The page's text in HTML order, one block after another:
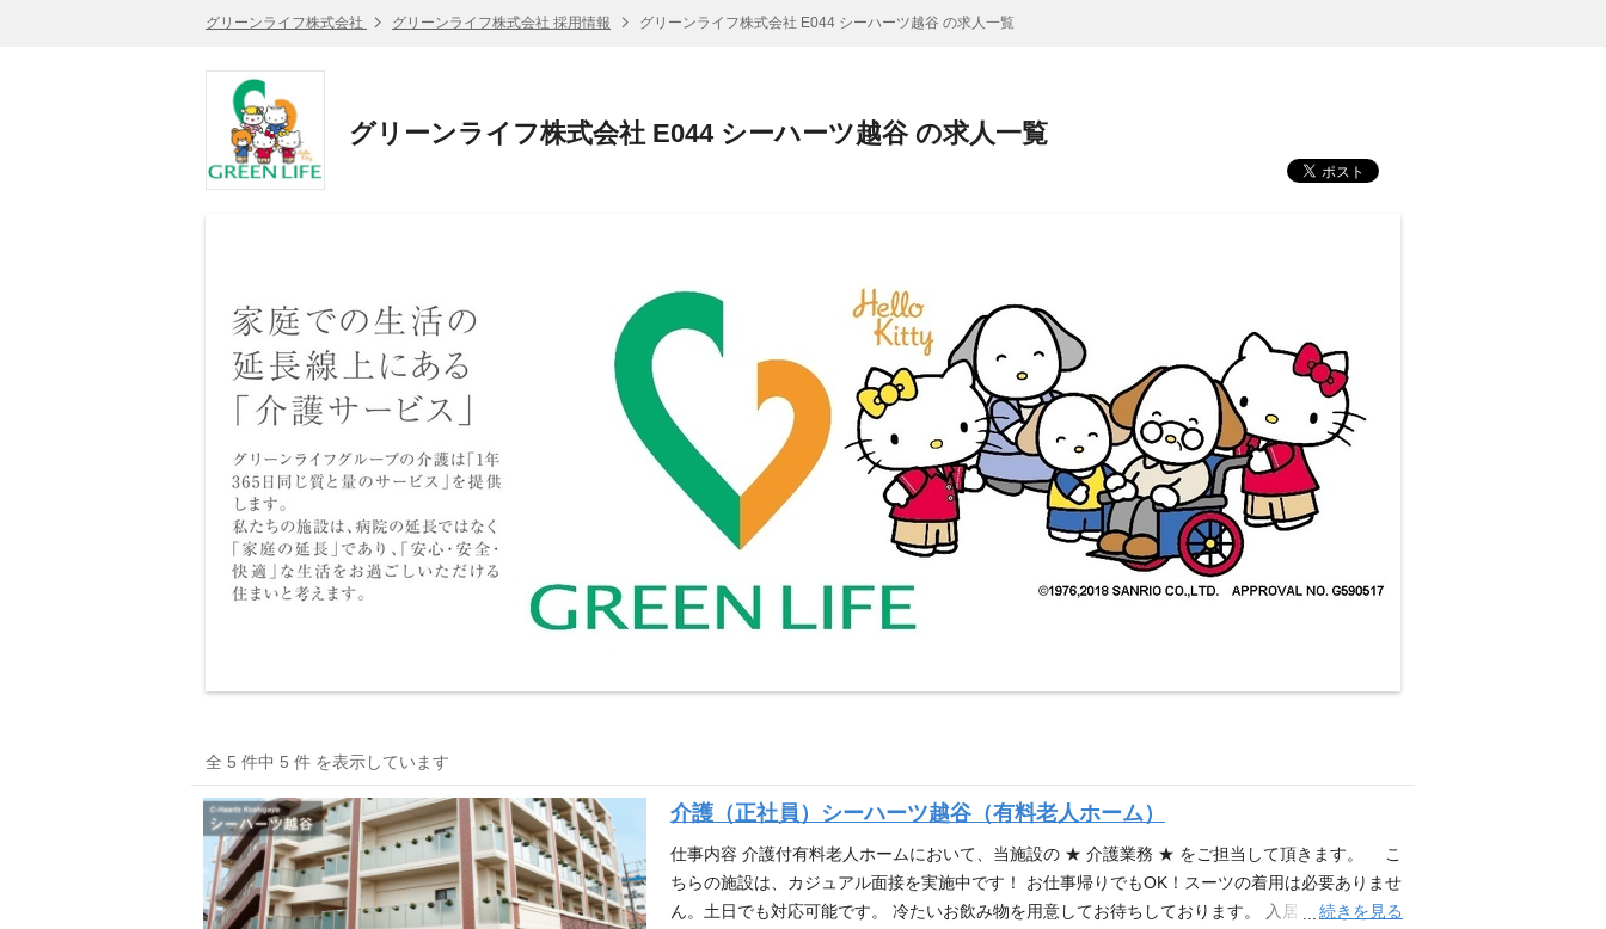
グリーンライフ株式会社 グリーンライフ株式会社 採用情報 グリーンライフ株式会社 E044 シーハーツ越谷 の求人一覧
グリーンライフ株式会社 E044 シーハーツ越谷 の求人一覧
全 5 件中 5 件 を表示しています
介護（正社員）シーハーツ越谷（有料老人ホーム）
仕事内容 介護付有料老人ホームにおいて、当施設の ★ 介護業務 ★ をご担当して頂きます。 こ
ちらの施設は、カジュアル面接を実施中です！ お仕事帰りでもOK！スーツの着用は必要ありませ
ん。土日でも対応可能です。 冷たいお飲み物を用意してお待ちしております。 入居者様が施設で
続きを見る